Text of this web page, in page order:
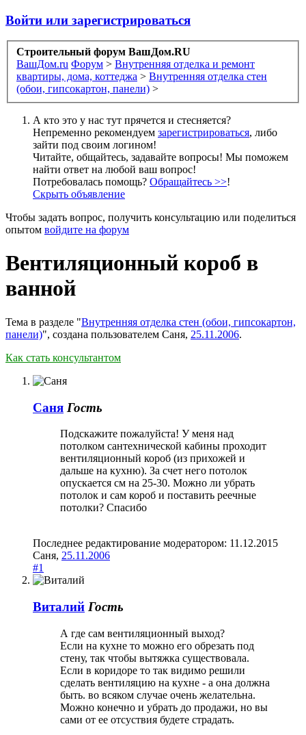
Войти или зарегистрироваться
Строительный форум ВашДом.RU
ВашДом.ru Форум > Внутренняя отделка и ремонт
квартиры, дома, коттеджа > Внутренняя отделка стен
(обои, гипсокартон, панели) >
А кто это у нас тут прячется и стесняется?
Непременно рекомендуем зарегистрироваться, либо
зайти под своим логином!
Читайте, общайтесь, задавайте вопросы! Мы поможем
найти ответ на любой ваш вопрос!
Потребовалась помощь? Обращайтесь >>!
Скрыть объявление
Чтобы задать вопрос, получить консультацию или поделиться
опытом войдите на форум
Вентиляционный короб в
ванной
Тема в разделе "Внутренняя отделка стен (обои, гипсокартон,
панели)", создана пользователем Саня, 25.11.2006.
Как стать консультантом
Саня Гость
Подскажите пожалуйста! У меня над
потолком сантехнической кабины проходит
вентиляционный короб (из прихожей и
дальше на кухню). За счет него потолок
опускается см на 25-30. Можно ли убрать
потолок и сам короб и поставить реечные
потолки? Спасибо
Последнее редактирование модератором: 11.12.2015
Саня, 25.11.2006
#1
Виталий Гость
А где сам вентиляционный выход?
Если на кухне то можно его обрезать под
стену, так чтобы вытяжка существовала.
Если в коридоре то так видимо решили
сделать вентиляцию на кухне - а она должна
быть. во всяком случае очень желательна.
Можно конечно и убрать до продажи, но вы
сами от ее отсуствия будете страдать.